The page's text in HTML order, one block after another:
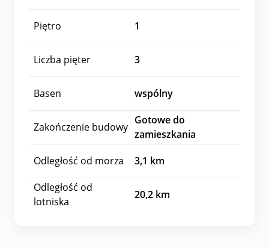
Piętro 1
Liczba pięter 3
Basen wspólny
Zakończenie budowy
Gotowe do
zamieszkania
Odległość od morza
3,1 km
Odległość od
lotniska
20,2 km